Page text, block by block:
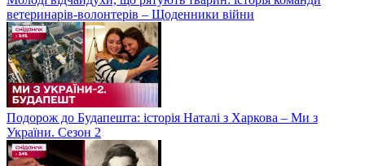
ветеринарів-волонтерів – Щоденники війни
Подорож до Будапешта: історія Наталі з Харкова – Ми з
України. Сезон 2